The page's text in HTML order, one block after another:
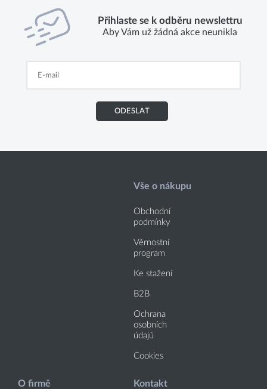
Přihlaste se k odběru newslettru
Aby Vám už žádná akce neunikla
ODESLAT
Vše o nákupu
Obchodní
podmínky
Věrnostní
program
Ke stažení
B2B
Ochrana
osobních
údajů
Cookies
O firmě Kontakt